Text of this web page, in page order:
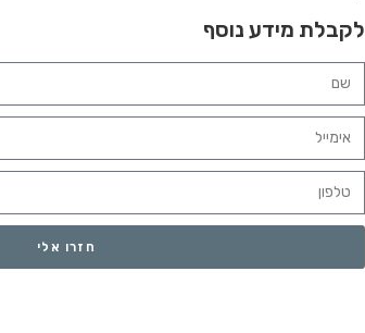
לקבלת מידע נוסף
חזרו אלי